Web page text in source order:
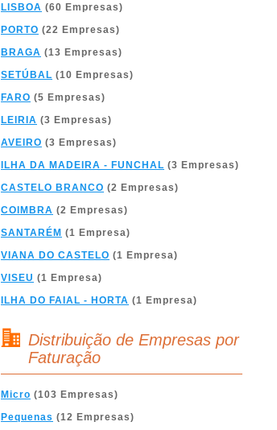
LISBOA (60 Empresas)
PORTO (22 Empresas)
BRAGA (13 Empresas)
SETÚBAL (10 Empresas)
FARO (5 Empresas)
LEIRIA (3 Empresas)
AVEIRO (3 Empresas)
ILHA DA MADEIRA - FUNCHAL (3 Empresas)
CASTELO BRANCO (2 Empresas)
COIMBRA (2 Empresas)
SANTARÉM (1 Empresa)
VIANA DO CASTELO (1 Empresa)
VISEU (1 Empresa)
ILHA DO FAIAL - HORTA (1 Empresa)
Distribuição de Empresas por
Faturação
Micro (103 Empresas)
Pequenas (12 Empresas)